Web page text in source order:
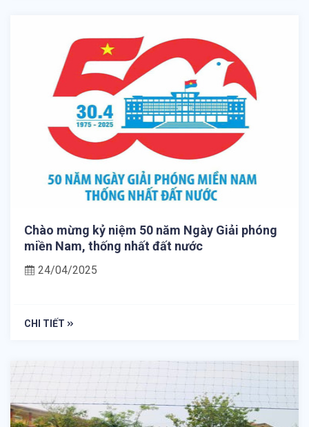
Chào mừng kỷ niệm 50 năm Ngày Giải phóng
miền Nam, thống nhất đất nước
24/04/2025
CHI TIẾT